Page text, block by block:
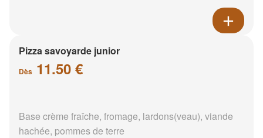
Pizza savoyarde junior
Dès 11.50 €
Base crème fraîche, fromage, lardons(veau), viande
hachée, pommes de terre